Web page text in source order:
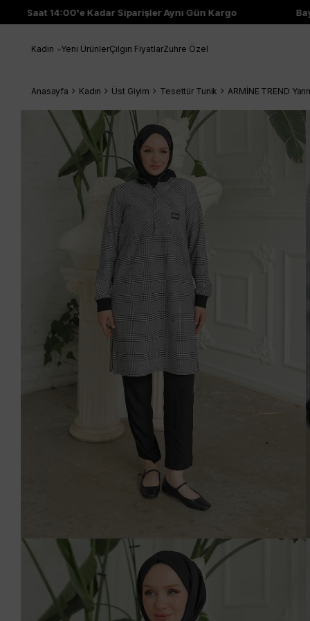
Saat 14:00'e Kadar Siparişler Aynı Gün Kargo Bayi
Kadın Yeni ÜrünlerÇılgın FiyatlarZuhre Özel
Anasayfa Kadın Üst Giyim Tesettür Tunik ARMİNE TREND